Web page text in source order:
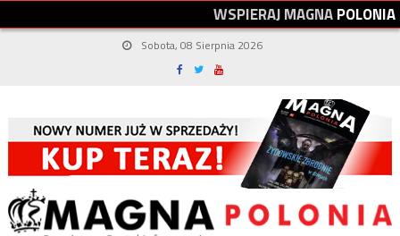
WSPIERAJMAGNAPOLONIA
Sobota, 08 Sierpnia 2026